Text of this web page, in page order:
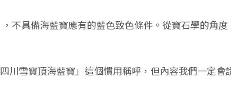
不具備海藍寶應有的藍色致色條件。從寶石學的角
雪寶頂海藍寶」這個慣用稱呼，但內容我們一定會